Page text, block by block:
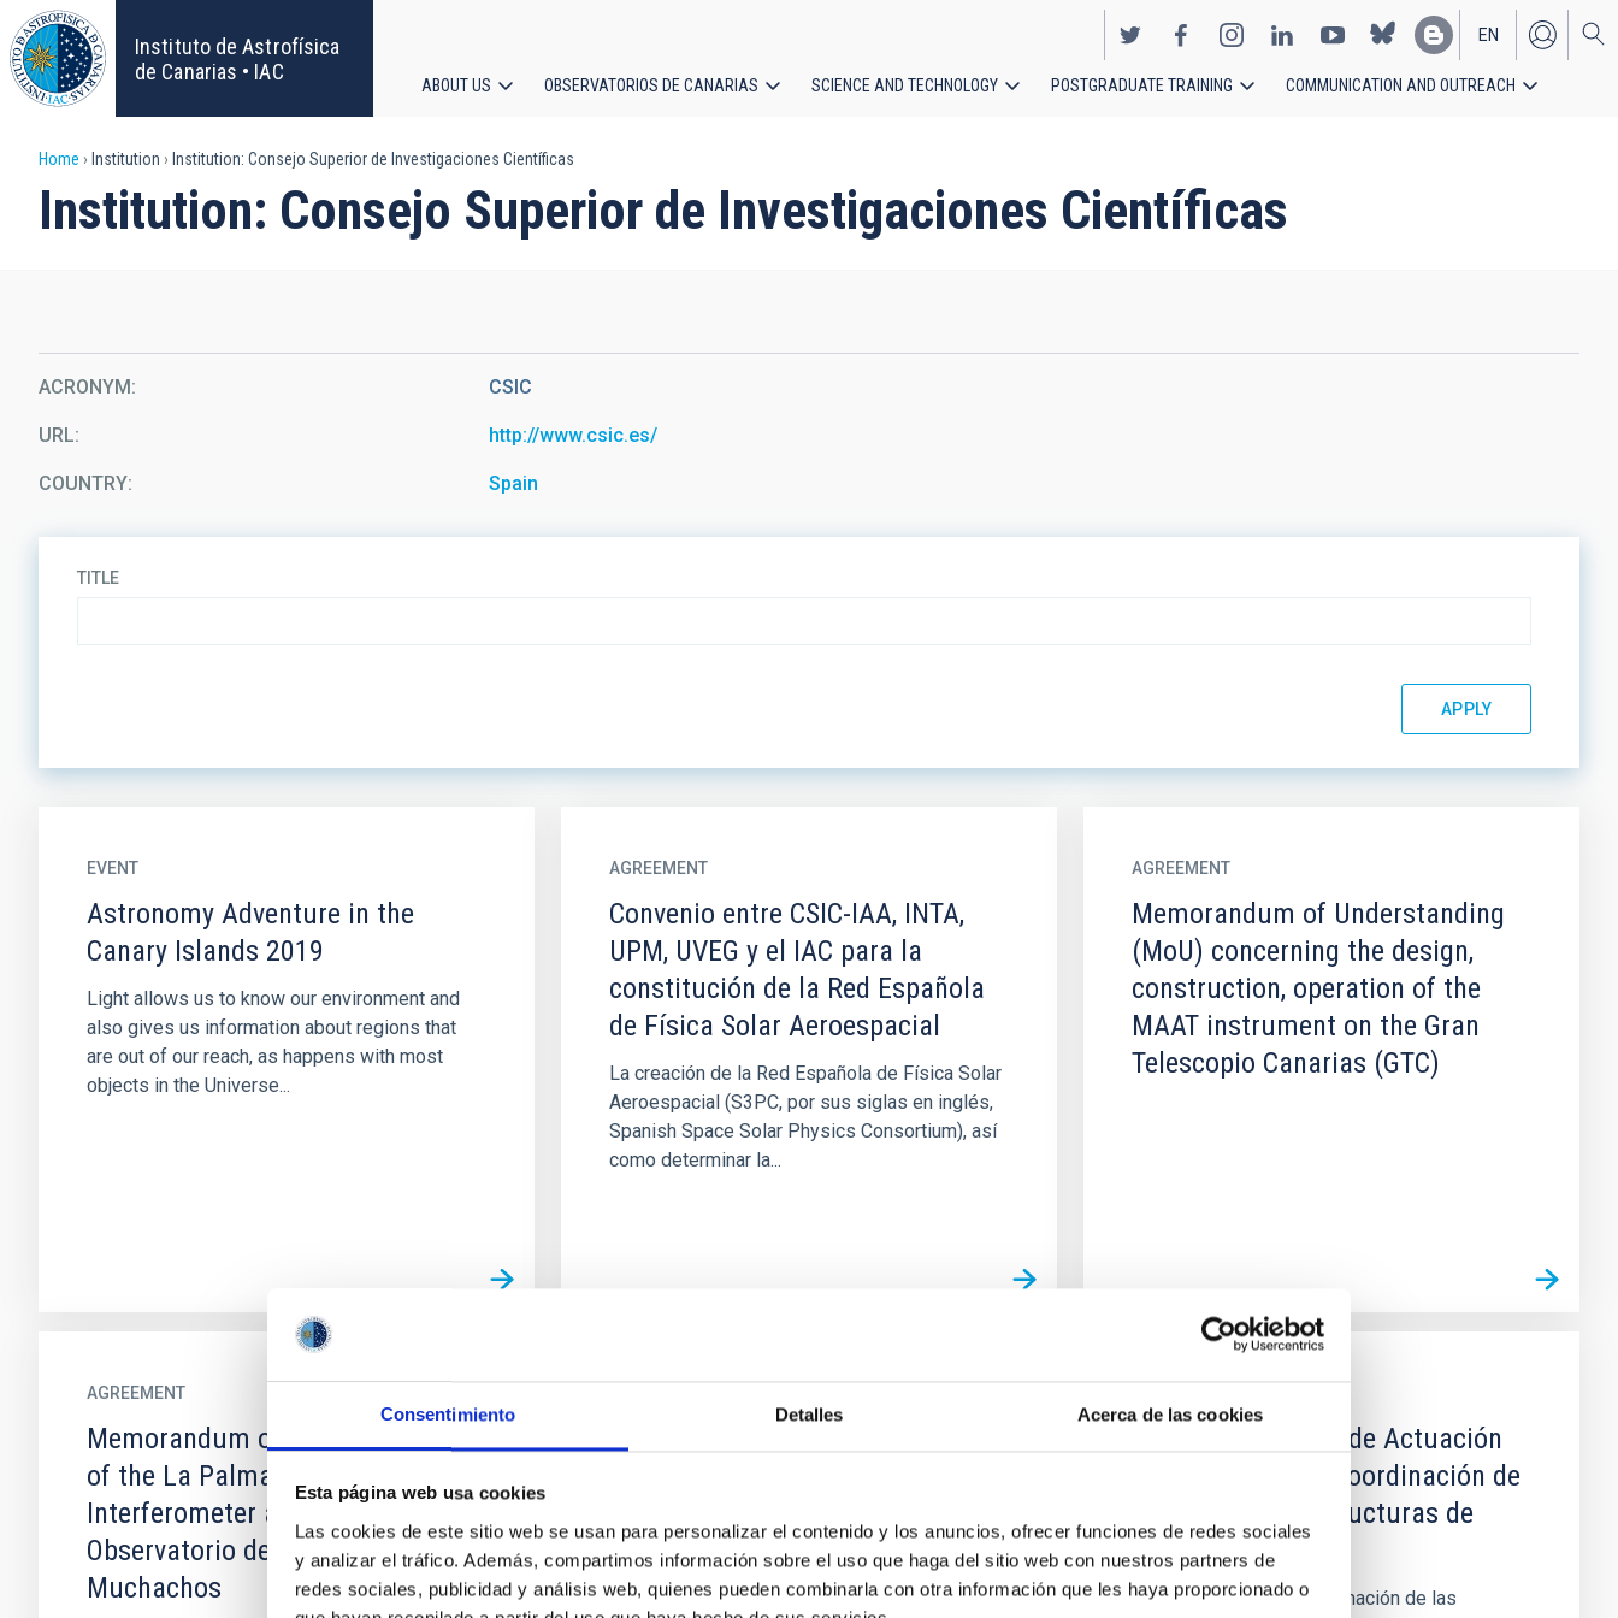
Consentimiento Detalles Acerca de las cookies
Esta página web usa cookies
Las cookies de este sitio web se usan para personalizar el contenido y los anuncios, ofrecer funciones de redes sociales
y analizar el tráfico. Además, compartimos información sobre el uso que haga del sitio web con nuestros partners de
redes sociales, publicidad y análisis web, quienes pueden combinarla con otra información que les haya proporcionado o
Skip
to
main
content
Instituto de Astrofísica
de Canarias • IAC
EN
ES
navigation
ABOUT US OBSERVATORIOS DE CANARIAS SCIENCE AND TECHNOLOGY POSTGRADUATE TRAINING COMMUNICATION AND OUTREACH
Breadcrumb
Home Institution Institution: Consejo Superior de Investigaciones Científicas
Institution: Consejo Superior de Investigaciones Científicas
ACRONYM CSIC
URL http://www.csic.es/
COUNTRY Spain
TITLE
EVENT
Astronomy Adventure in the
Canary Islands 2019
Light allows us to know our environment and
also gives us information about regions that
are out of our reach, as happens with most
objects in the Universe...
AGREEMENT
Convenio entre CSIC-IAA, INTA,
UPM, UVEG y el IAC para la
constitución de la Red Española
de Física Solar Aeroespacial
La creación de la Red Española de Física Solar
Aeroespacial (S3PC, por sus siglas en inglés,
Spanish Space Solar Physics Consortium), así
como determinar la...
AGREEMENT
Memorandum of Understanding
(MoU) concerning the design,
construction, operation of the
MAAT instrument on the Gran
Telescopio Canarias (GTC)
AGREEMENT
Memorandum of Understanding
of the La Palma Quantum
Interferometer at the
Observatorio del Roque de los
Muchachos
Memorandum of Understanding
Operation of the European Low
Frequency Survey (ELFS)
Protocolo General de Actuación
para la gestión y coordinación de
la Red de Infraestructuras de
Astronomía
Tiene por objeto la coordinación de las